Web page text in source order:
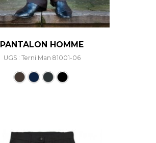
PANTALON HOMME
UGS : Terni Man 81001-06